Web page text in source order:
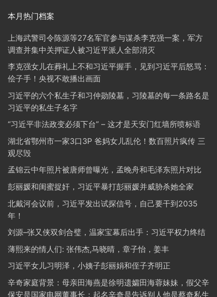
本月热门档案
上海武警司令陈源等27名军官参与谋杀李克强一案，军方
调查并集中关押证人被习近平派人全部消灭
李克强女儿在葬礼上不和习近平握手，见到习近平后怒骂：
侩子手！央视不敢播出画面
习近平的六个私生子和习仲勋陵墓，习陵墓的每一条路名是
习近平的私生子名字
“习近平非法政变必须下台” – 这才是天安门红墙所喷标语
湖北省鄂州市一家3口3P 爸妈女儿乱伦！数百照片疯传 三
观尽毁
孟锦云中年照片被唐师曾曝光，孟晚舟和毛泽东照片对比
彭丽媛和闺蜜捉奸，习近平暴打彭丽媛并威胁杀她全家
北戴河会议前，习近平发出试探信号，自己要干到2035
年！
刘源–张又侠双剑合璧，温家宝幕后出手：习近平权力终结
薄熙来的情人们: 张伟杰,马晓晴，章子怡，姜丰
习近平女儿习明泽，小姨子彭丽娟和侄子齐明正
辛奇家庭背景：母亲田海燕是徐明遗孀田海蓉妹妹，假父辛
保安是国家电网董事长；起名辛奇是告诉别人他是蔡奇私生